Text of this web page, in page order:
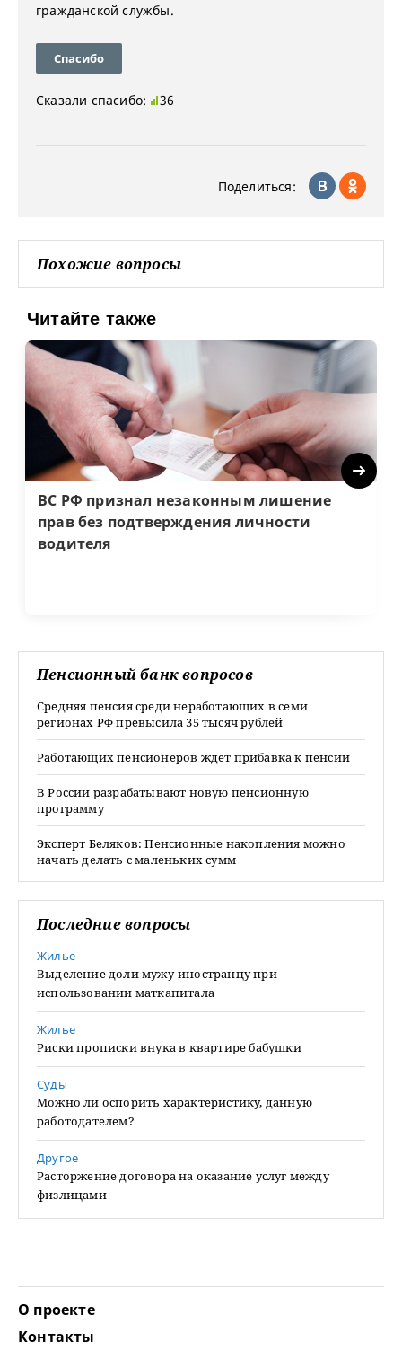
гражданской службы.
Спасибо
Сказали спасибо: 36
Поделиться:
Похожие вопросы
Читайте также
ВС РФ признал незаконным лишение
прав без подтверждения личности
водителя
Next
Пенсионный банк вопросов
Средняя пенсия среди неработающих в семи
регионах РФ превысила 35 тысяч рублей
Работающих пенсионеров ждет прибавка к пенсии
В России разрабатывают новую пенсионную
программу
Эксперт Беляков: Пенсионные накопления можно
начать делать с маленьких сумм
Последние вопросы
Жилье
Выделение доли мужу-иностранцу при
использовании маткапитала
Жилье
Риски прописки внука в квартире бабушки
Суды
Можно ли оспорить характеристику, данную
работодателем?
Другое
Расторжение договора на оказание услуг между
физлицами
О проекте
Контакты